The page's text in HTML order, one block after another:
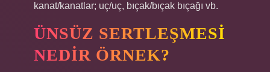
kanat/kanatlar; uç/uç, bıçak/bıçak bıçağı vb.
ÜNSÜZ SERTLEŞMESI
NEDIR ÖRNEK?